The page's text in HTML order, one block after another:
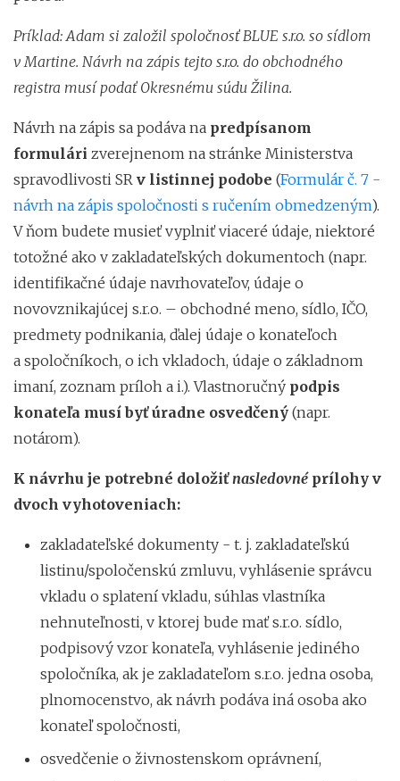
Príklad: Adam si založil spoločnosť BLUE s.r.o. so sídlom
v Martine. Návrh na zápis tejto s.r.o. do obchodného
registra musí podať Okresnému súdu Žilina.
Návrh na zápis sa podáva na predpísanom
formulári zverejnenom na stránke Ministerstva
spravodlivosti SR v listinnej podobe (Formulár č. 7 -
návrh na zápis spoločnosti s ručením obmedzeným).
V ňom budete musieť vyplniť viaceré údaje, niektoré
totožné ako v zakladateľských dokumentoch (napr.
identifikačné údaje navrhovateľov, údaje o
novovznikajúcej s.r.o. – obchodné meno, sídlo, IČO,
predmety podnikania, ďalej údaje o konateľoch
a spoločníkoch, o ich vkladoch, údaje o základnom
imaní, zoznam príloh a i.). Vlastnoručný podpis
konateľa musí byť úradne osvedčený (napr.
notárom).
K návrhu je potrebné doložiť nasledovné prílohy v
dvoch vyhotoveniach:
zakladateľské dokumenty - t. j. zakladateľskú
listinu/spoločenskú zmluvu, vyhlásenie správcu
vkladu o splatení vkladu, súhlas vlastníka
nehnuteľnosti, v ktorej bude mať s.r.o. sídlo,
podpisový vzor konateľa, vyhlásenie jediného
spoločníka, ak je zakladateľom s.r.o. jedna osoba,
plnomocenstvo, ak návrh podáva iná osoba ako
konateľ spoločnosti,
osvedčenie o živnostenskom oprávnení,